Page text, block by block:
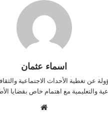
اسماء عثمان
عن تغطية الأحداث الاجتماعية
والتعليمية مع اهتمام خاص بقضايا